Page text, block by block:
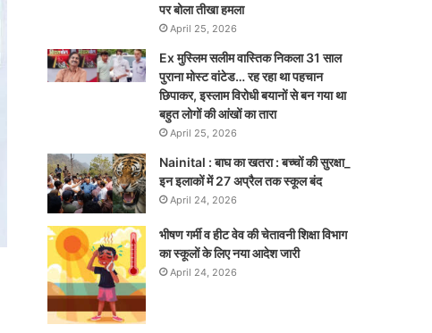
पर बोला तीखा हमला
April 25, 2026
Ex मुस्लिम सलीम वास्तिक निकला 31 साल
पुराना मोस्ट वांटेड… रह रहा था पहचान
छिपाकर, इस्लाम विरोधी बयानों से बन गया था
बहुत लोगों की आंखों का तारा
April 25, 2026
Nainital : बाघ का खतरा : बच्चों की सुरक्षा_
इन इलाकों में 27 अप्रैल तक स्कूल बंद
April 24, 2026
भीषण गर्मी व हीट वेव की चेतावनी शिक्षा विभाग
का स्कूलों के लिए नया आदेश जारी
April 24, 2026